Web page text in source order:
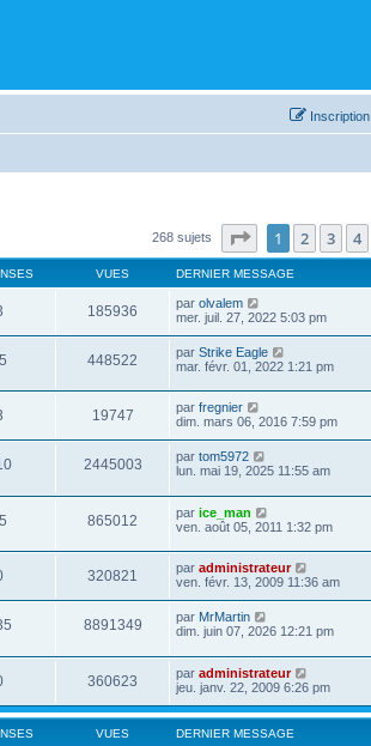
Inscription
268 sujets Page sur11
1 2 3 4
VUES DERNIER MESSAGE
185936 par olvalem
mer. juil. 27, 2022 5:03 pm
448522 par Strike Eagle
mar. févr. 01, 2022 1:21 pm
19747 par fregnier
dim. mars 06, 2016 7:59 pm
2445003 par tom5972
lun. mai 19, 2025 11:55 am
865012 par ice_man
ven. août 05, 2011 1:32 pm
320821 par administrateur
ven. févr. 13, 2009 11:36 am
8891349 par MrMartin
dim. juin 07, 2026 12:21 pm
360623 par administrateur
jeu. janv. 22, 2009 6:26 pm
VUES DERNIER MESSAGE